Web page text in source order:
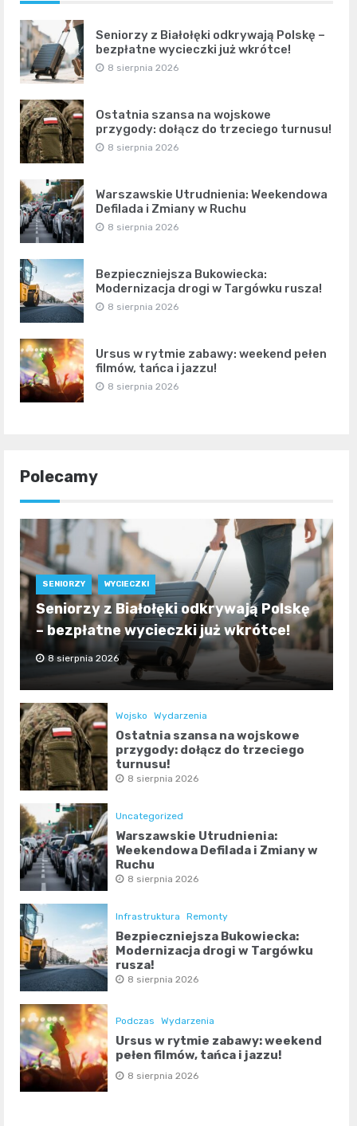
Seniorzy z Białołęki odkrywają Polskę –
bezpłatne wycieczki już wkrótce!
8 sierpnia 2026
Ostatnia szansa na wojskowe
przygody: dołącz do trzeciego turnusu!
8 sierpnia 2026
Warszawskie Utrudnienia: Weekendowa
Defilada i Zmiany w Ruchu
8 sierpnia 2026
Bezpieczniejsza Bukowiecka:
Modernizacja drogi w Targówku rusza!
8 sierpnia 2026
Ursus w rytmie zabawy: weekend pełen
filmów, tańca i jazzu!
8 sierpnia 2026
Polecamy
SENIORZY WYCIECZKI
Seniorzy z Białołęki odkrywają Polskę
– bezpłatne wycieczki już wkrótce!
8 sierpnia 2026
Wojsko Wydarzenia
Ostatnia szansa na wojskowe
przygody: dołącz do trzeciego
turnusu!
8 sierpnia 2026
Uncategorized
Warszawskie Utrudnienia:
Weekendowa Defilada i Zmiany w
Ruchu
8 sierpnia 2026
Infrastruktura Remonty
Bezpieczniejsza Bukowiecka:
Modernizacja drogi w Targówku
rusza!
8 sierpnia 2026
Podczas Wydarzenia
Ursus w rytmie zabawy: weekend
pełen filmów, tańca i jazzu!
8 sierpnia 2026